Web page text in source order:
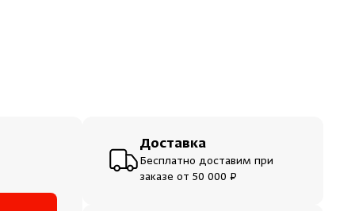
Доставка
Бесплатно доставим при
заказе от 50 000 ₽